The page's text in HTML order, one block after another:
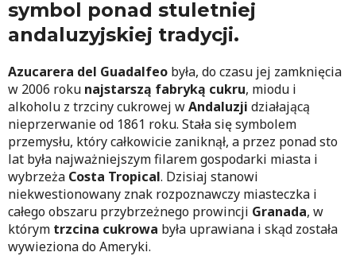
symbol ponad stuletniej
andaluzyjskiej tradycji.
Azucarera del Guadalfeo była, do czasu jej zamknięcia
w 2006 roku najstarszą fabryką cukru, miodu i
alkoholu z trzciny cukrowej wAndaluzji działającą
nieprzerwanie od 1861 roku. Stała się symbolem
przemysłu, który całkowicie zaniknął, a przez ponad sto
lat była najważniejszym filarem gospodarki miasta i
wybrzeża Costa Tropical. Dzisiaj stanowi
niekwestionowany znak rozpoznawczy miasteczka i
całego obszaru przybrzeżnego prowincji Granada, w
którym trzcina cukrowa była uprawiana i skąd została
wywieziona do Ameryki.